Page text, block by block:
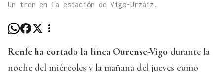
Un tren en la estación de Vigo-Urzáiz.
Renfe ha cortado la línea Ourense-Vigo durante la
noche del miércoles y la mañana del jueves como